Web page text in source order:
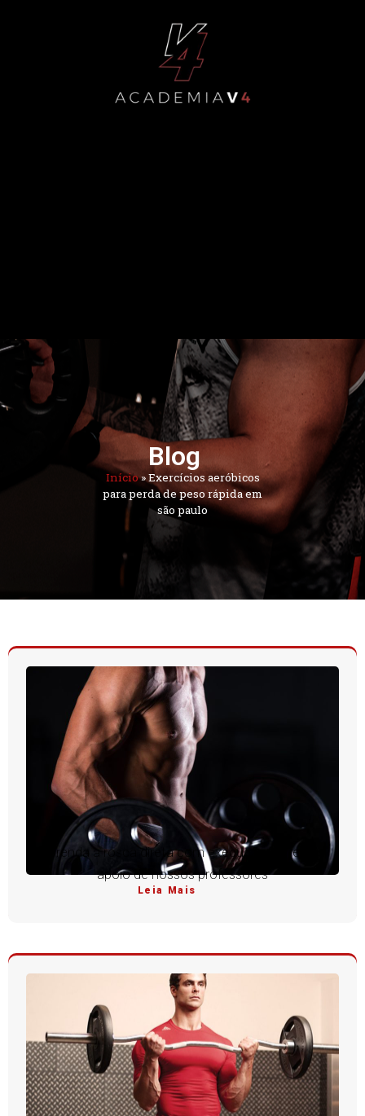
Blog
Início»Exercícios aeróbicos
para perda de peso rápida em
são paulo
Aprenda a rosca direta com execução perfeita e
apoio de nossos professores
Leia Mais